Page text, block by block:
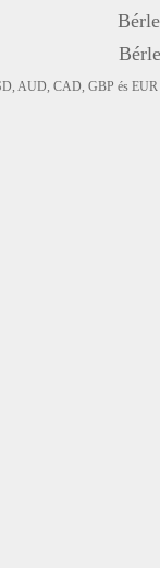
AUD, CAD, GBP és EUR